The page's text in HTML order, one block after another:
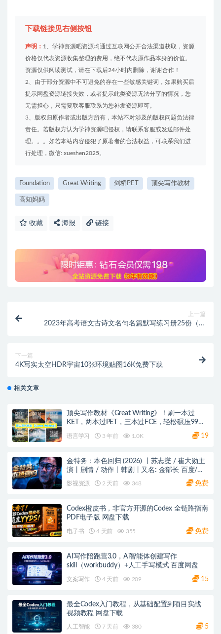
下载链接见右侧按钮
声明： 1、学神资源吧资源均通过互联网公开合法渠道获取，资源
价格仅代表资源收集整理的费用，绝不代表原作品本身的价值。
资源仅供阅读测试，请在下载后24小时内删除，谢谢合作！
2、由于部分资源中不可避免的存在一些敏感关键词，如果购买后
提示网盘资源链接失效，或者提示此类资源无法分享的情况，您
无需担心，只需要联客服联系为您补发资源即可。
3、版权归原作者或出版方所有，本站不对涉及的版权问题负法律
责任。若版权方认为学神资源吧侵权，请联系客服或发送邮件处
理。。。如若本站内容侵犯了原著者的合法权益，可联系我们进
行处理，微信: xueshen2025。
Foundation Great Writing 剑桥PET 顶尖写作教材
高知妈妈
收藏 海报 链接
上一篇
2023年高考语文古诗文名句名篇默写练习册25份（统
下一篇
4K写实太空HDR宇宙10张环境贴图16K免费下载
相关文章
顶尖写作教材《Great Writing》！刷一本过
KET，两本过PET，三本过FCE，轻松碾压99%
语言学习 3 年前 1.0K 19
金特务：本色回归 (2026) 丨苏志燮 / 崔大勋主
演丨剧情 / 动作丨韩剧丨又名: 金部长 百度/夸
影视资源 2 天前 348 免费
Codex橙皮书，非官方开源的Codex 全链路指南
PDF电子版 网盘下载
电子书 4 天前 355 免费
AI写作陪跑营3.0，Ai智能体创建写作
skill（workbuddy）+人工手写模式 百度网盘
文案写作 4 天前 209 15
最全Codex入门教程，从基础配置到项目实战
视频教程 网盘下载
人工智能 7 天前 380 5